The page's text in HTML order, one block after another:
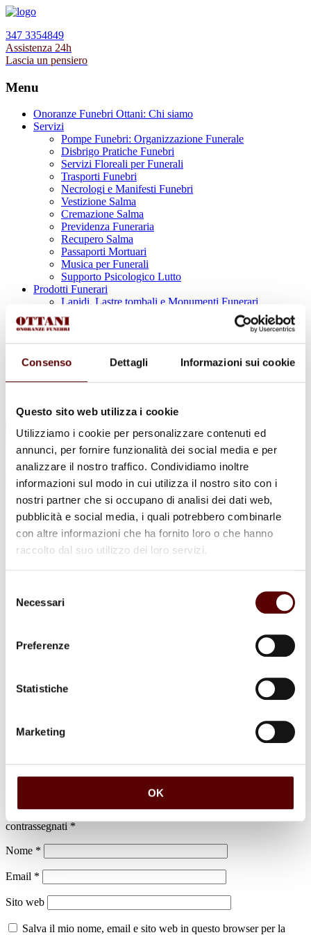
Consenso Dettagli Informazioni sui cookie
Questo sito web utilizza i cookie
Utilizziamo i cookie per personalizzare contenuti ed
annunci, per fornire funzionalità dei social media e per
analizzare il nostro traffico. Condividiamo inoltre
informazioni sul modo in cui utilizza il nostro sito con i
nostri partner che si occupano di analisi dei dati web,
pubblicità e social media, i quali potrebbero combinarle
con altre informazioni che ha fornito loro o che hanno
raccolto dal suo utilizzo dei loro servizi.
delNecessari
Preferenze
Statistiche
Marketing
OK
347 3354849
Assistenza 24h
Lascia un pensiero
Menu
Onoranze Funebri Ottani: Chi siamo
Servizi
Pompe Funebri: Organizzazione Funerale
Disbrigo Pratiche Funebri
Servizi Floreali per Funerali
Trasporti Funebri
Necrologi e Manifesti Funebri
Vestizione Salma
Cremazione Salma
Previdenza Funeraria
Recupero Salma
Passaporti Mortuari
Musica per Funerali
Supporto Psicologico Lutto
Prodotti Funerari
Lapidi, Lastre tombali e Monumenti Funerari
Urne Cinerarie
Allestimento Funebre
Necrologi
per:
Laura Fiorini
ved. Zannarini
29 Luglio 1937 - 26 Novembre 2021
cimitero di Pieve di Cento
Il tuo indirizzo email non sarà pubblicato. I campi obbligatori sono
contrassegnati *
Nome *
Email *
Sito web
Salva il mio nome, email e sito web in questo browser per la